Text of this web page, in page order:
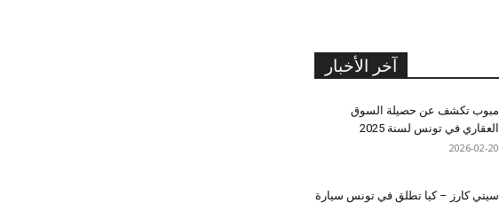
آخر الأخبار
مبوب تكشف عن حصيلة السوق
العقاري في تونس لسنة 2025
2026-02-20
سيتي كارز – كيا تطلق في تونس سيارة